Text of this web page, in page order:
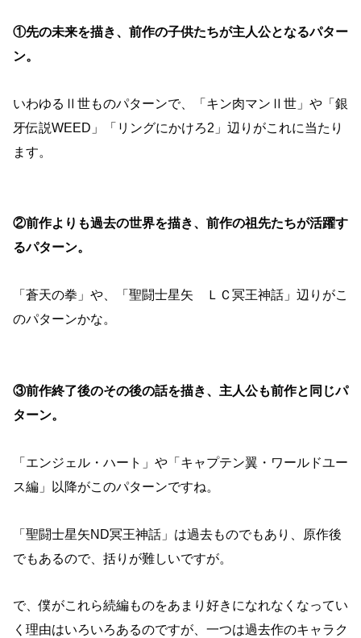
①先の未来を描き、前作の子供たちが主人公となるパター
ン。
いわゆるⅡ世ものパターンで、「キン肉マンⅡ世」や「銀
牙伝説WEED」「リングにかけろ2」辺りがこれに当たり
ます。
②前作よりも過去の世界を描き、前作の祖先たちが活躍す
るパターン。
「蒼天の拳」や、「聖闘士星矢 ＬＣ冥王神話」辺りがこ
のパターンかな。
③前作終了後のその後の話を描き、主人公も前作と同じパ
ターン。
「エンジェル・ハート」や「キャプテン翼・ワールドユー
ス編」以降がこのパターンですね。
「聖闘士星矢ND冥王神話」は過去ものでもあり、原作後
でもあるので、括りが難しいですが。
で、僕がこれら続編ものをあまり好きになれなくなってい
く理由はいろいろあるのですが、一つは過去作のキャラク